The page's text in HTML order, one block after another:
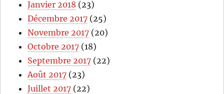
Janvier 2018 (23)
Décembre 2017 (25)
Novembre 2017 (20)
Octobre 2017 (18)
Septembre 2017 (22)
Août 2017 (23)
Juillet 2017 (22)